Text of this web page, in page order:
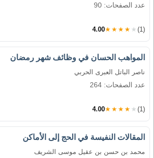
عدد الصفحات: 90
4.00★★★★★ (1)
المواهب الحسان في وظائف شهر رمضان
ناصر الباتل العبرى الحربي
عدد الصفحات: 264
4.00★★★★★ (1)
المقالات النفيسة في الحج إلى الأماكن
محمد بن حسن بن عقيل موسى الشريف